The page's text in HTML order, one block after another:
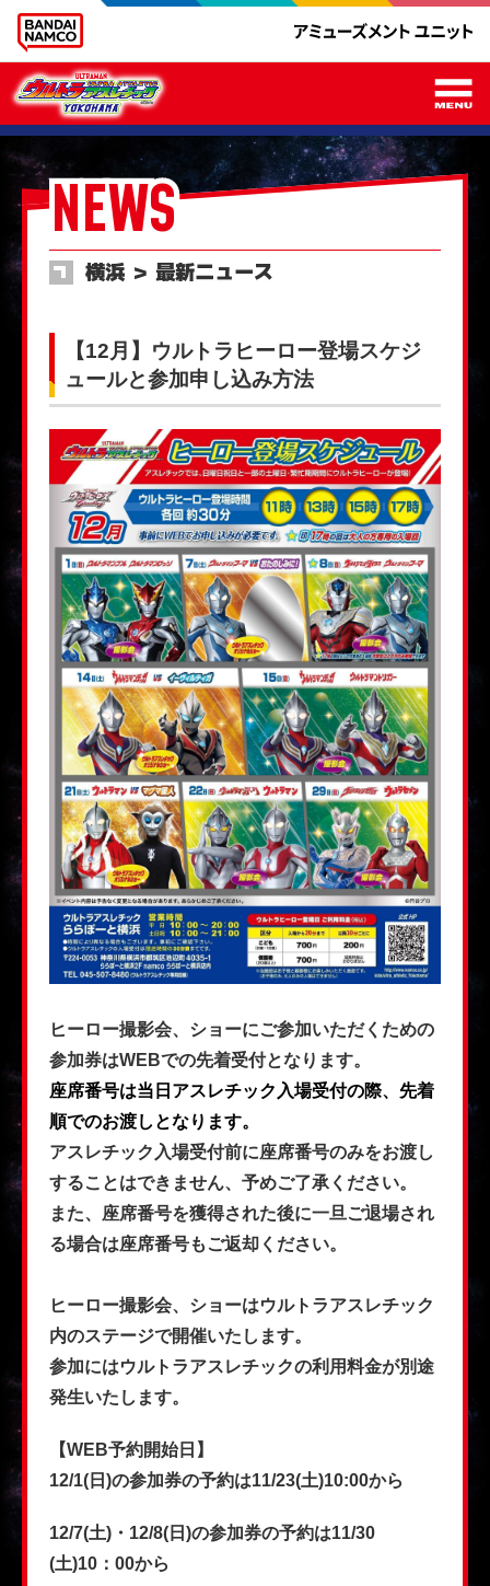
NEWS
横浜 ＞ 最新ニュース
【12月】ウルトラヒーロー登場スケジ
ュールと参加申し込み方法
ヒーロー撮影会、ショーにご参加いただくための
参加券はWEBでの先着受付となります。
座席番号は当日アスレチック入場受付の際、先着
順でのお渡しとなります。
アスレチック入場受付前に座席番号のみをお渡し
することはできません、予めご了承ください。
また、座席番号を獲得された後に一旦ご退場され
る場合は座席番号もご返却ください。
ヒーロー撮影会、ショーはウルトラアスレチック
内のステージで開催いたします。
参加にはウルトラアスレチックの利用料金が別途
発生いたします。
【WEB予約開始日】
12/1(日)の参加券の予約は11/23(土)10:00から
12/7(土)・12/8(日)の参加券の予約は11/30
(土)10：00から